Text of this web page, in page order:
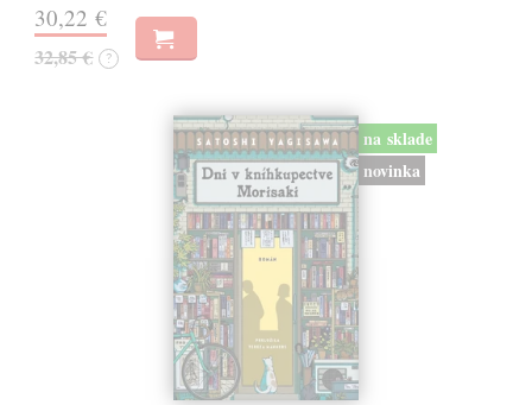
30,22 €
32,85 € ?
na sklade
novinka